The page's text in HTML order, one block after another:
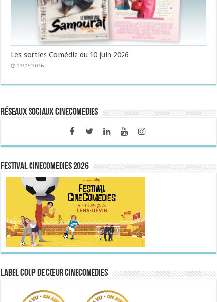
Les sorties Comédie du 10 juin 2026
09/06/2026
Réseaux sociaux CineComedies
FESTIVAL CINECOMEDIES 2026
Label Coup de Cœur CineComedies